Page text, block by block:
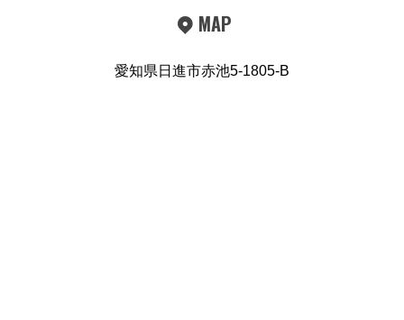
MAP
愛知県日進市赤池5-1805-B